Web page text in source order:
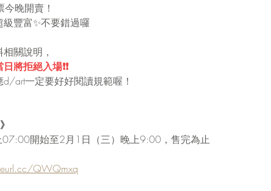
晚開賣！
豐富✨不要錯過囉
關說明，
將拒絕入場❗❗
art一定要好好閱讀規範喔！
開始至2月1日（三）晚上9:00，售完為止
QWQmxq